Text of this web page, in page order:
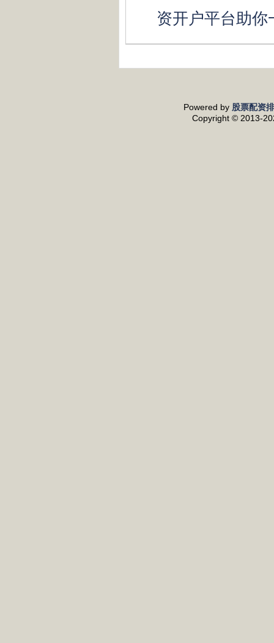
资开户平台助你
Powered by 股票配资
Copyright © 2013-